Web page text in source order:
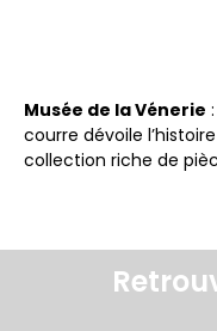
Musée de la Vénerie
courre dévoile
collection riche de